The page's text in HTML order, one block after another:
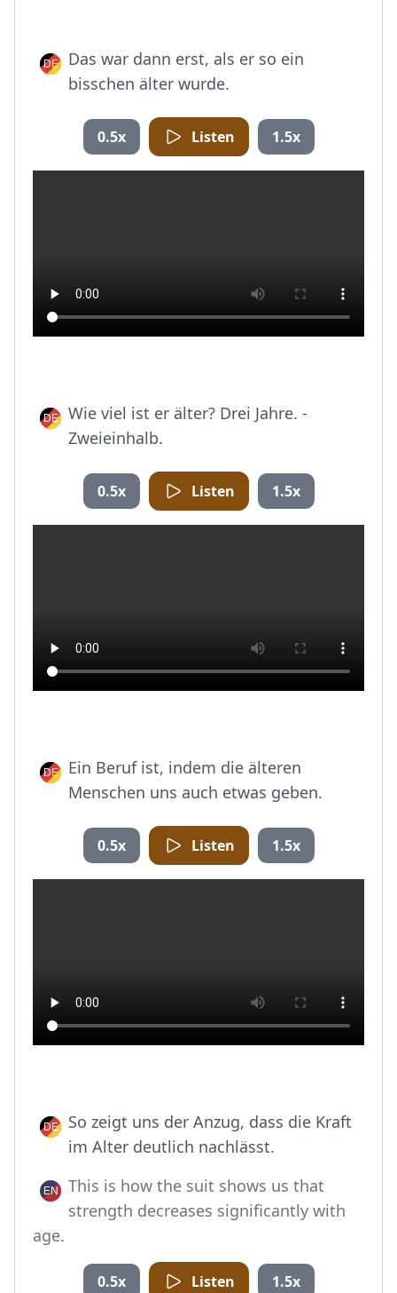
Das war dann erst, als er so ein
bisschen älter wurde.
0.5x Listen 1.5x
Wie viel ist er älter? Drei Jahre. -
Zweieinhalb.
0.5x Listen 1.5x
Ein Beruf ist, indem die älteren
Menschen uns auch etwas geben.
0.5x Listen 1.5x
So zeigt uns der Anzug, dass die Kraft
im Alter deutlich nachlässt.
This is how the suit shows us that
strength decreases significantly with
age.
0.5x Listen 1.5x